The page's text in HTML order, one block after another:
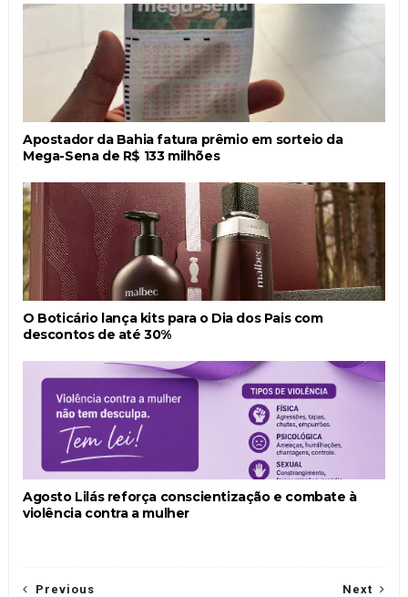
Apostador da Bahia fatura prêmio em sorteio da
Mega-Sena de R$ 133 milhões
O Boticário lança kits para o Dia dos Pais com
descontos de até 30%
Agosto Lilás reforça conscientização e combate à
violência contra a mulher
Next
Previous